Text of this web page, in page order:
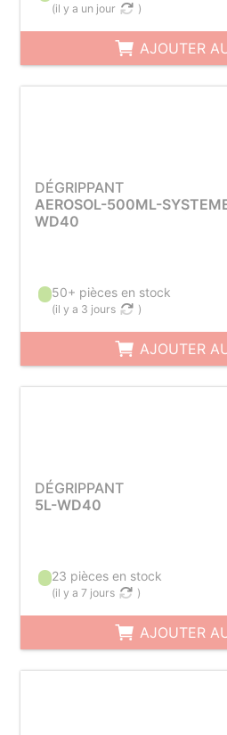
(il y a un jour )
AJOUTER
DÉGRIPPANT
AEROSOL-500ML-
WD40
50+ pièces en stock
(il y a 3 jours )
AJOUTER
DÉGRIPPANT
5L-WD40
23 pièces en stock
(il y a 7 jours )
AJOUTER